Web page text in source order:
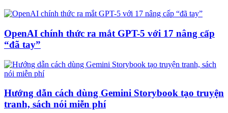
OpenAI chính thức ra mắt GPT-5 với 17 nâng cấp
“đã tay”
Hướng dẫn cách dùng Gemini Storybook tạo truyện
tranh, sách nói miễn phí